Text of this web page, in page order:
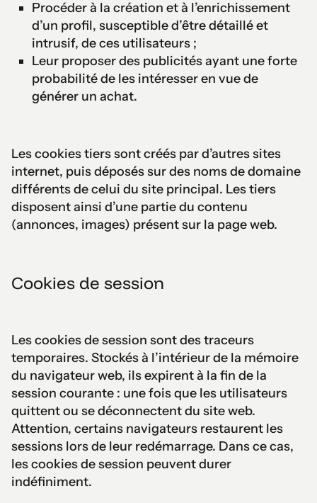
Procéder à la création et à l’enrichissement
d’un profil, susceptible d’être détaillé et
intrusif, de ces utilisateurs ;
Leur proposer des publicités ayant une forte
probabilité de les intéresser en vue de
générer un achat.
Les cookies tiers sont créés par d’autres sites
internet, puis déposés sur des noms de domaine
différents de celui du site principal. Les tiers
disposent ainsi d’une partie du contenu
(annonces, images) présent sur la page web.
Cookies de session
Les cookies de session sont des traceurs
temporaires. Stockés à l’intérieur de la mémoire
du navigateur web, ils expirent à la fin de la
session courante : une fois que les utilisateurs
quittent ou se déconnectent du site web.
Attention, certains navigateurs restaurent les
sessions lors de leur redémarrage. Dans ce cas,
les cookies de session peuvent durer
indéfiniment.